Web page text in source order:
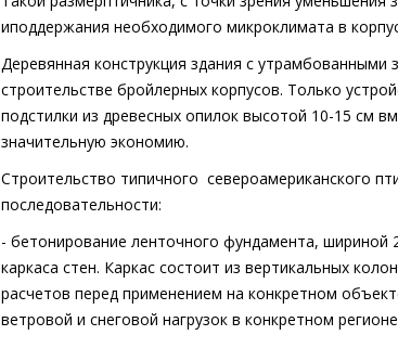
иподдержания необходимого микроклимата в
Деревянная конструкция здания с
строительстве бройлерных корпусов. Только
подстилки из древесных опилок высотой 10-15 см
значительную экономию.
Строительство типичного североамериканского
последовательности:
- бетонирование ленточного фундамента, шириной
каркаса стен. Каркас состоит из вертикальных
расчетов перед применением на конкретном
ветровой и снеговой нагрузок в конкретном